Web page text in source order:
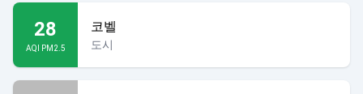
28
AQI PM2.5
코벨
도시